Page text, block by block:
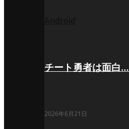
チート勇者は面白…
2026年6月21日